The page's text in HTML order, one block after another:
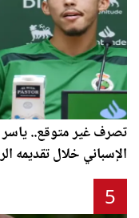
تصرف غير متوقع.. ياسر
الإسباني خلال تقديمه
5